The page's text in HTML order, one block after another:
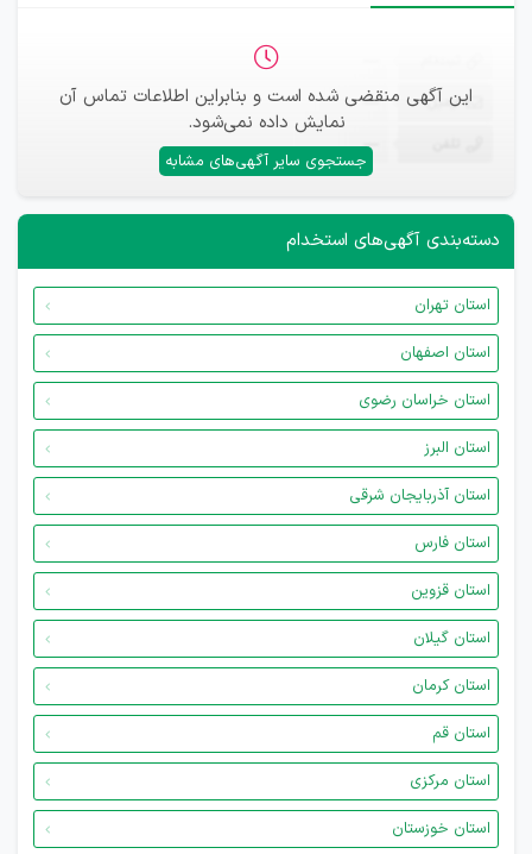
این آگهی منقضی شده است و بنابراین اطلاعات تماس آن
نمایش داده نمی‌شود.
جستجوی سایر آگهی‌های مشابه
ایمیل —
—
دسته‌بندی آگهی‌های استخدام
استان تهران
استان اصفهان
استان خراسان رضوی
استان البرز
استان آذربایجان شرقی
استان فارس
استان قزوین
استان گیلان
استان کرمان
استان قم
استان مرکزی
استان خوزستان